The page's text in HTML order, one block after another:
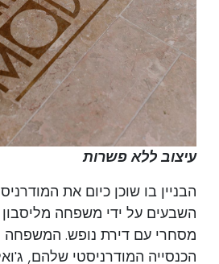
עיצוב ללא פשרות
הבניין בו שוכן כיום את
השבעים על ידי משפחה
מסחרי עם דירת נופש. המשפחה